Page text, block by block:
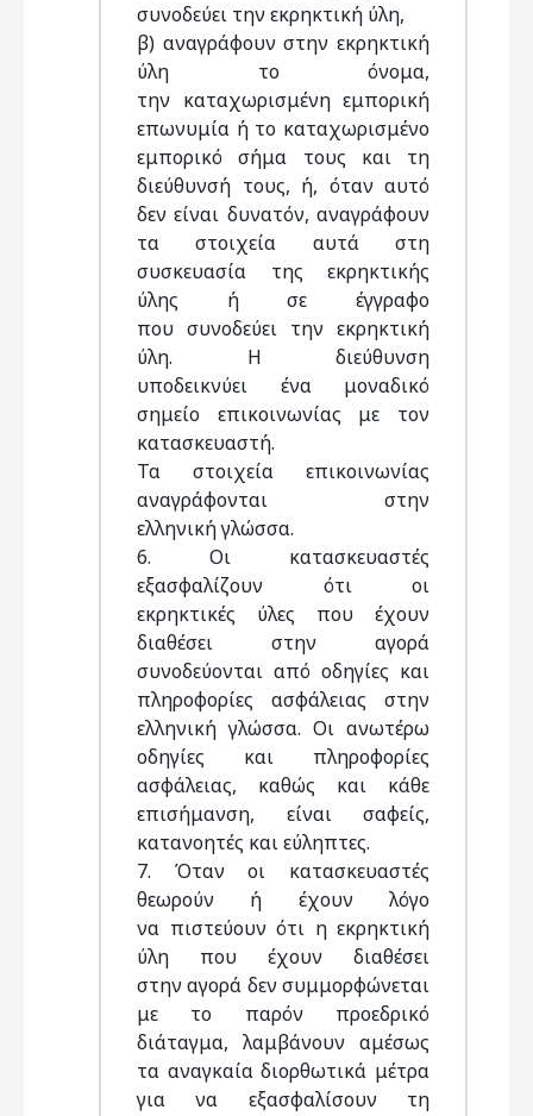
συνοδεύει την εκρηκτική ύλη,
β) αναγράφουν στην εκρηκτική
ύλη το όνομα,
την καταχωρισμένη εμπορική
επωνυμία ή το καταχωρισμένο
εμπορικό σήμα τους και τη
διεύθυνσή τους, ή, όταν αυτό
δεν είναι δυνατόν, αναγράφουν
τα στοιχεία αυτά στη
συσκευασία της εκρηκτικής
ύλης ή σε έγγραφο
που συνοδεύει την εκρηκτική
ύλη. Η διεύθυνση
υποδεικνύει ένα μοναδικό
σημείο επικοινωνίας με τον
κατασκευαστή.
Τα στοιχεία επικοινωνίας
αναγράφονται στην
ελληνική γλώσσα.
6. Οι κατασκευαστές
εξασφαλίζουν ότι οι
εκρηκτικές ύλες που έχουν
διαθέσει στην αγορά
συνοδεύονται από οδηγίες και
πληροφορίες ασφάλειας στην
ελληνική γλώσσα. Οι ανωτέρω
οδηγίες και πληροφορίες
ασφάλειας, καθώς και κάθε
επισήμανση, είναι σαφείς,
κατανοητές και εύληπτες.
7. Όταν οι κατασκευαστές
θεωρούν ή έχουν λόγο
να πιστεύουν ότι η εκρηκτική
ύλη που έχουν διαθέσει
στην αγορά δεν συμμορφώνεται
με το παρόν προεδρικό
διάταγμα, λαμβάνουν αμέσως
τα αναγκαία διορθωτικά μέτρα
για να εξασφαλίσουν τη